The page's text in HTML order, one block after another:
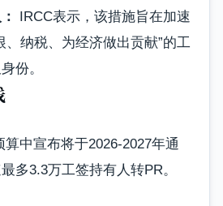
IRCC表示，该措施旨在加速
、纳税、为经济做出贡献”的工
份。
算中宣布将于2026-2027年通
多3.3万工签持有人转PR。